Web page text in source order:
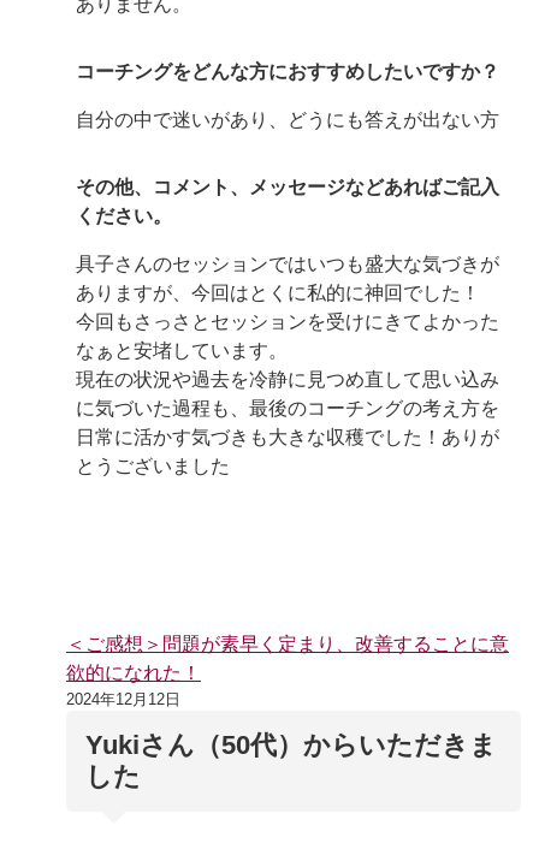
コーチングをどんな方におすすめしたいですか？
自分の中で迷いがあり、どうにも答えが出ない方
その他、コメント、メッセージなどあればご記入
ください。
具子さんのセッションではいつも盛大な気づきが
ありますが、今回はとくに私的に神回でした！
今回もさっさとセッションを受けにきてよかった
なぁと安堵しています。
現在の状況や過去を冷静に見つめ直して思い込み
に気づいた過程も、最後のコーチングの考え方を
日常に活かす気づきも大きな収穫でした！ありが
とうございました
＜ご感想＞問題が素早く定まり、改善することに意
欲的になれた！
2024年12月12日
Yukiさん（50代）からいただきま
した